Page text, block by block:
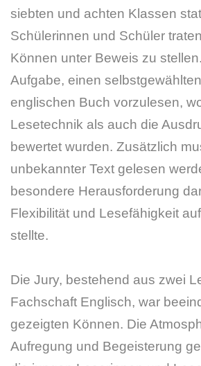
siebten und achten Klassen
Schülerinnen und Schüler
Können unter Beweis zu
Aufgabe, einen
englischen Buch vorzulesen,
Lesetechnik als auch die
bewertet wurden. Zusätzlich
unbekannter Text gelesen
besondere Herausforderung
Flexibilität und Lesefähigkeit
stellte.
Die Jury, bestehend aus zwei
Fachschaft Englisch, war
gezeigten Können. Die
Aufregung und Begeisterung